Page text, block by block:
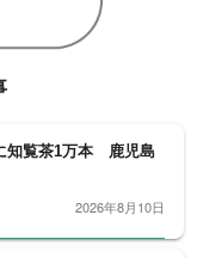
知覧茶1万本 鹿児島
2026年8月10日